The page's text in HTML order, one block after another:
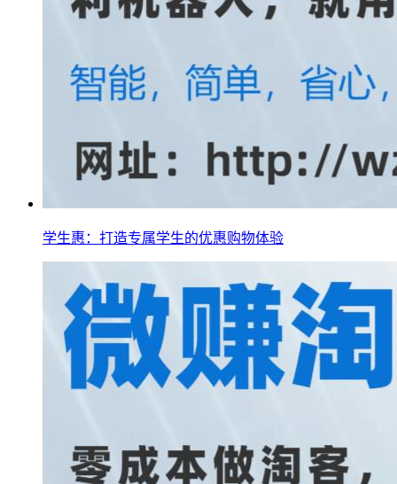
学生惠：打造专属学生的优惠购物体验